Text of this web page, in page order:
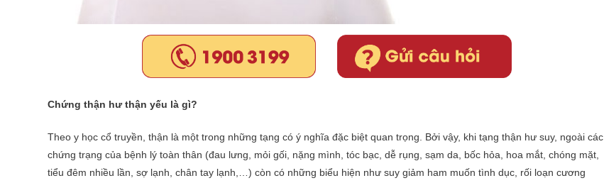
Chứng thận hư thận yếu là gì?
Theo y học cổ truyền, thận là một trong những tạng có ý nghĩa đặc biệt quan trọng. Bởi vậy, khi tạng thận hư suy, ngoài các
chứng trạng của bệnh lý toàn thân (đau lưng, mỏi gối, nặng mình, tóc bạc, dễ rụng, sạm da, bốc hỏa, hoa mắt, chóng mặt,
tiểu đêm nhiều lần, sợ lạnh, chân tay lạnh,…) còn có những biểu hiện như suy giảm ham muốn tình dục, rối loạn cương